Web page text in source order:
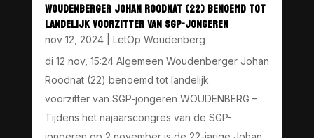
WOUDENBERGER JOHAN ROODNAT (22) BENOEMD TOT
LANDELIJK VOORZITTER VAN SGP-JONGEREN
nov 12, 2024| LetOp Woudenberg
di 12 nov, 15:24 Algemeen Woudenberger Johan
Roodnat (22) benoemd tot landelijk
voorzitter van SGP-jongeren WOUDENBERG –
Tijdens het najaarscongres van de SGP-